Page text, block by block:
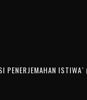
PENERJEMAHAN